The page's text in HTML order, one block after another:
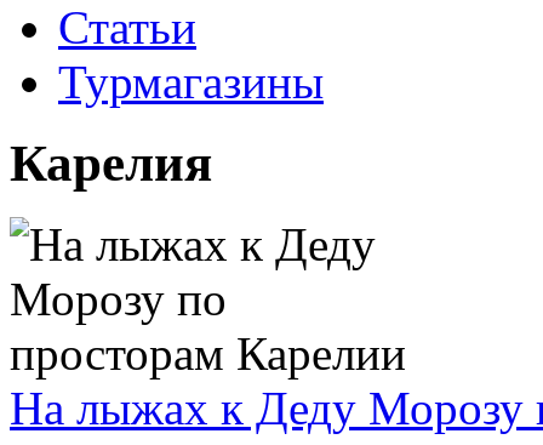
Статьи
Турмагазины
Карелия
На лыжах к Деду Морозу